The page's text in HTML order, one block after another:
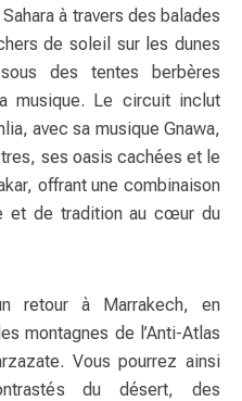
à travers des balades
de soleil sur les dunes
des tentes berbères
musique. Le circuit inclut
avec sa musique Gnawa,
ses oasis cachées et le
offrant une combinaison
et de tradition au cœur du
retour à Marrakech, en
montagnes de l’Anti-Atlas
Vous pourrez ainsi
du désert, des